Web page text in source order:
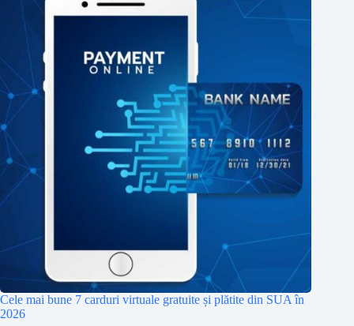
Cele mai bune 7 carduri virtuale gratuite și plătite din SUA în
2026